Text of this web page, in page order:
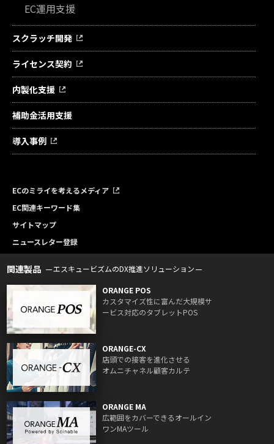
EC運用支援
スクラッチ開発
ライセンス契約
内製化支援
補助金活用支援
導入事例
ECのミライを考えるメディア
EC関連キーワード集
サイトマップ
ニュースレター登録
関連製品 エスキュービズムのDX推進ソリューション
ORANGE POS
カスタマイズ性に富んだ大規模サ
ービス対応のタブレットPOS
ORANGE-CX
店頭での接客を進化させる
オムニチャネル顧客カルテ
ORANGE MA
広範囲をカバーできるオールイン
ワンMAツール